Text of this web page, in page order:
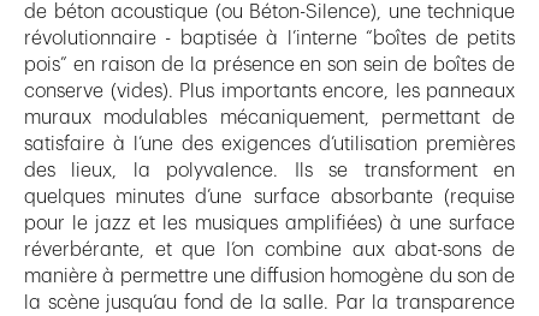
de béton acoustique (ou Béton-Silence), une technique
révolutionnaire - baptisée à l’interne “boîtes de petits
pois” en raison de la présence en son sein de boîtes de
conserve (vides). Plus importants encore, les panneaux
muraux modulables mécaniquement, permettant de
satisfaire à l’une des exigences d’utilisation premières
des lieux, la polyvalence. Ils se transforment en
quelques minutes d’une surface absorbante (requise
pour le jazz et les musiques amplifiées) à une surface
réverbérante, et que l’on combine aux abat-sons de
manière à permettre une diffusion homogène du son de
la scène jusqu’au fond de la salle. Par la transparence